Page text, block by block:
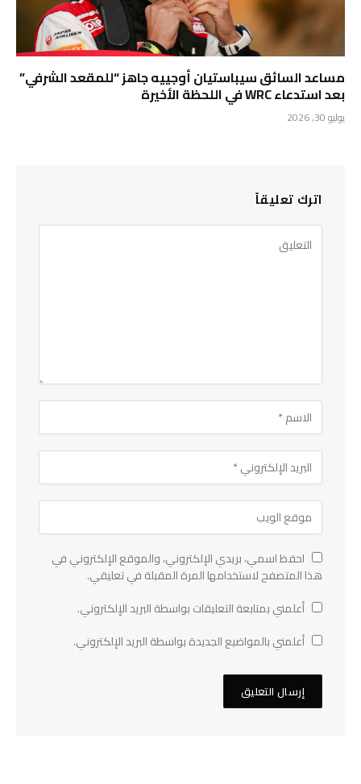
مساعد السائق سيباستيان أوجييه جاهز “للمقعد الشرفي”
بعد استدعاء WRC في اللحظة الأخيرة
يوليو 30, 2026
اترك تعليقاً
احفظ اسمي، بريدي الإلكتروني، والموقع الإلكتروني في
هذا المتصفح لاستخدامها المرة المقبلة في تعليقي.
أعلمني بمتابعة التعليقات بواسطة البريد الإلكتروني.
أعلمني بالمواضيع الجديدة بواسطة البريد الإلكتروني.